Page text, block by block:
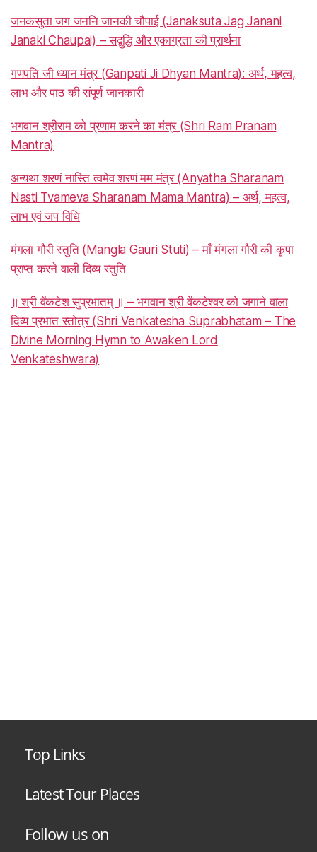
जनकसुता जग जननि जानकी चौपाई (Janaksuta Jag Janani
Janaki Chaupai) – सद्बुद्धि और एकाग्रता की प्रार्थना
गणपति जी ध्यान मंत्र (Ganpati Ji Dhyan Mantra): अर्थ, महत्व,
लाभ और पाठ की संपूर्ण जानकारी
भगवान श्रीराम को प्रणाम करने का मंत्र (Shri Ram Pranam
Mantra)
अन्यथा शरणं नास्ति त्वमेव शरणं मम मंत्र (Anyatha Sharanam
Nasti Tvameva Sharanam Mama Mantra) – अर्थ, महत्व,
लाभ एवं जप विधि
मंगला गौरी स्तुति (Mangla Gauri Stuti) – माँ मंगला गौरी की कृपा
प्राप्त करने वाली दिव्य स्तुति
॥ श्री वेंकटेश सुप्रभातम् ॥ – भगवान श्री वेंकटेश्वर को जगाने वाला
दिव्य प्रभात स्तोत्र (Shri Venkatesha Suprabhatam – The
Divine Morning Hymn to Awaken Lord
Venkateshwara)
Top Links
Latest Tour Places
Follow us on